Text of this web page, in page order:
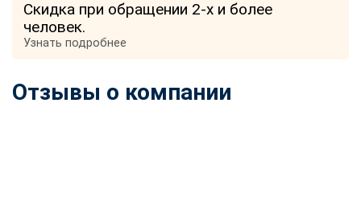
Скидка при обращении 2-х и более
человек.
Узнать подробнее
Отзывы о компании
Telegram
Vkontakte EMail